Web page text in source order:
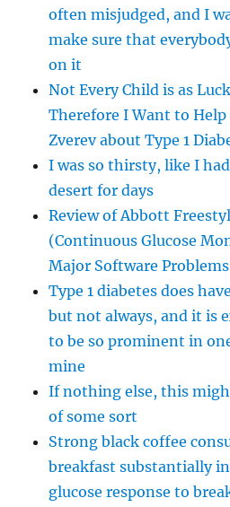
often misjudged, and I
make sure that
on it
Not Every Child is as
Therefore I Want to
Zverev about Type 1
I was so thirsty, like I
desert for days
Review of Abbott
(Continuous Glucose
Major Software Problems
Type 1 diabetes does
but not always, and it is
to be so prominent in
mine
If nothing else, this
of some sort
Strong black coffee
breakfast substantially
glucose response to